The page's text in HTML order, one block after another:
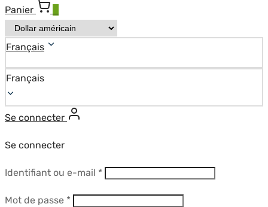
Panier
Français
Français
Se connecter
Se connecter
Identifiant ou e-mail *Obligatoire
Mot de passe *Obligatoire